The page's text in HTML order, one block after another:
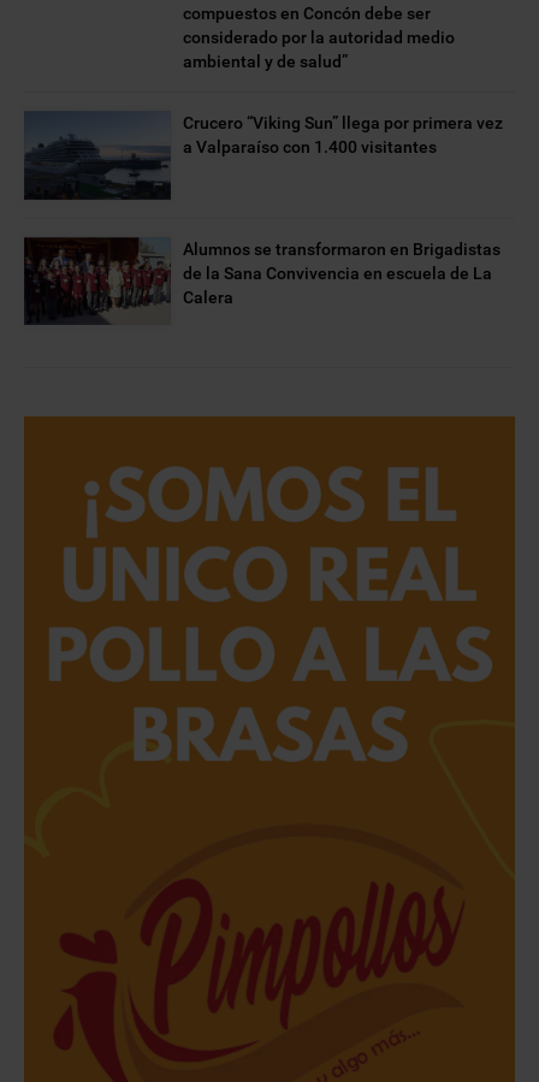
compuestos en Concón debe ser
considerado por la autoridad medio
ambiental y de salud”
Crucero “Viking Sun” llega por primera vez
a Valparaíso con 1.400 visitantes
Alumnos se transformaron en Brigadistas
de la Sana Convivencia en escuela de La
Calera